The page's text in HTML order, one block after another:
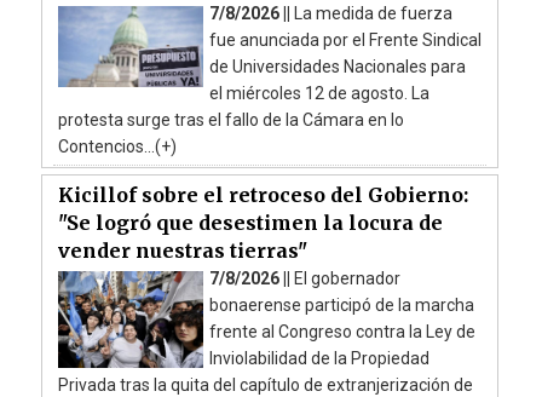
7/8/2026 ||
La medida de fuerza
fue anunciada por el Frente Sindical
de Universidades Nacionales para
el miércoles 12 de agosto. La
protesta surge tras el fallo de la Cámara en lo
Contencios...(+)
Kicillof sobre el retroceso del Gobierno:
"Se logró que desestimen la locura de
vender nuestras tierras"
7/8/2026 ||
El gobernador
bonaerense participó de la marcha
frente al Congreso contra la Ley de
Inviolabilidad de la Propiedad
Privada tras la quita del capítulo de extranjerización de